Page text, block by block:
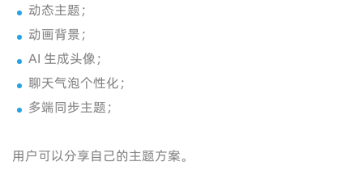
动态主题；
动画背景；
AI 生成头像；
聊天气泡个性化；
多端同步主题；
用户可以分享自己的主题方案。